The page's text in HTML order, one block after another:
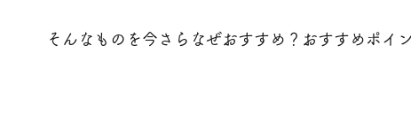
そんなものを今さらなぜおすすめ？おすすめポイ